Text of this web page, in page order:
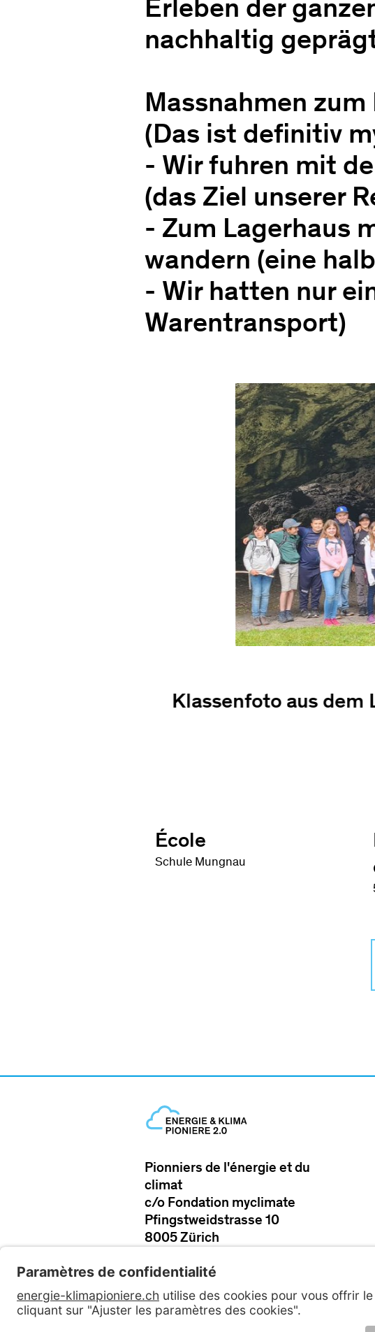
Erleben der
nachhaltig
Massnahmen
(Das ist definitiv
- Wir fuhren mit
(das Ziel unserer
- Zum Lagerhaus
wandern (eine
- Wir hatten nur
Warentransport)
Klassenfoto aus dem
École
Schule Mungnau
Pionniers de l'énergie et du
climat
c/o Fondation myclimate
Pfingstweidstrasse 10
8005 Zürich
Tél: +41 22 732 24 55
pionniers-energie-
climat@myclimate.org